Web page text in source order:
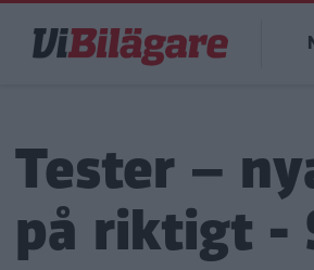
huvudinnehåll
Tester –
på riktigt -